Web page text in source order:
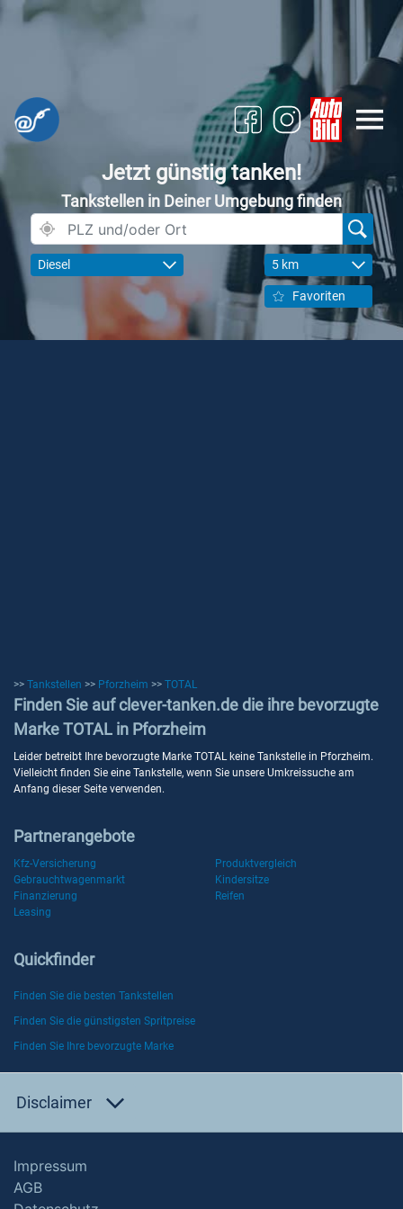
Jetzt günstig tanken!
Tankstellen in Deiner Umgebung finden
Diesel 5 km
Favoriten
>> Tankstellen >> Pforzheim >> TOTAL
Finden Sie auf clever-tanken.de die ihre bevorzugte
Marke TOTAL in Pforzheim
Leider betreibt Ihre bevorzugte Marke TOTAL keine Tankstelle in Pforzheim.
Vielleicht finden Sie eine Tankstelle, wenn Sie unsere Umkreissuche am
Anfang dieser Seite verwenden.
Partnerangebote
Kfz-Versicherung
Produktvergleich
Gebrauchtwagenmarkt
Kindersitze
Finanzierung
Reifen
Leasing
Quickfinder
Finden Sie die besten Tankstellen
Finden Sie die günstigsten Spritpreise
Finden Sie Ihre bevorzugte Marke
Disclaimer
Impressum
AGB